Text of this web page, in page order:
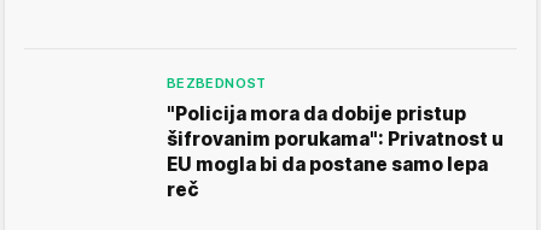
BEZBEDNOST
"Policija mora da dobije pristup
šifrovanim porukama": Privatnost u
EU mogla bi da postane samo lepa
reč